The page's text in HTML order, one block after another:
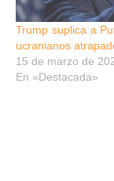
Trump suplica a
ucranianos
15 de marzo de
En «Destacada»